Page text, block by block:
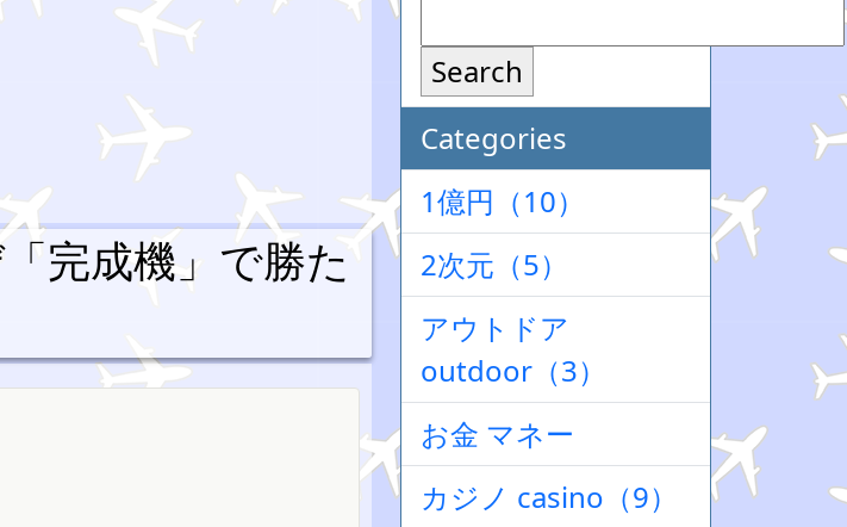
完成機」で勝た
Search
Categories
1億円（10）
2次元（5）
アウトドア
outdoor（3）
お金 マネー
カジノ casino（9）